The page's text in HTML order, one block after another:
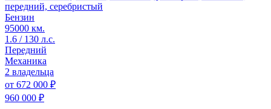
передний, серебристый
Бензин
95000 км.
1.6 / 130 л.с.
Передний
Механика
2 владельца
от 672 000 ₽
960 000 ₽